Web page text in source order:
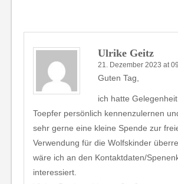
Ulrike Geitz
21. Dezember 2023 at
Guten Tag,
ich hatte
Toepfer persönlich kennenzulernen
sehr gerne eine kleine Spende zur
Verwendung für die Wolfskinder
wäre ich an den Kontaktdaten/
interessiert.